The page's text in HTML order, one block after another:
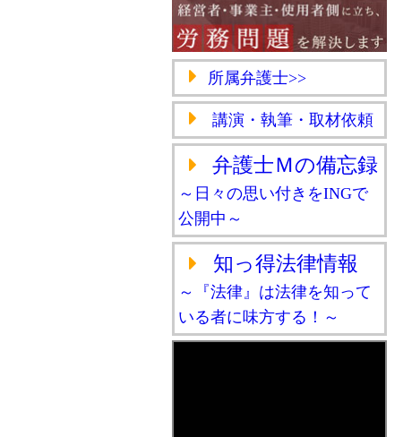
所属弁護士>>
講演・執筆・取材依頼
弁護士Ｍの備忘録
～日々の思い付きをINGで
公開中～
知っ得法律情報
～『法律』は法律を知って
いる者に味方する！～